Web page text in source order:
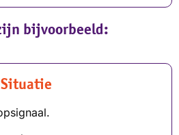
bijvoorbeeld:
Situatie